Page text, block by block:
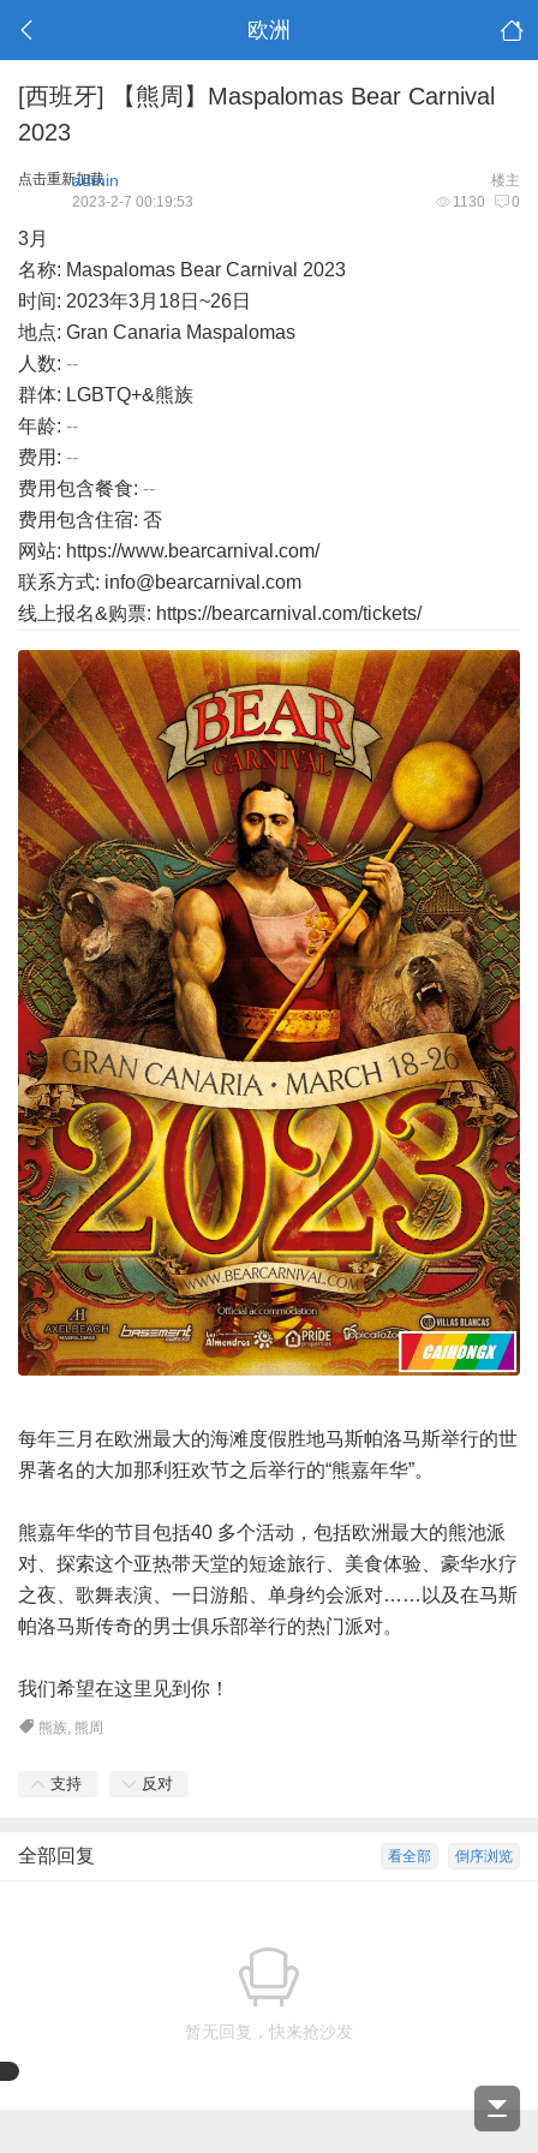
欧洲
[西班牙]
【熊周】Maspalomas Bear Carnival
2023
点击重新加载 楼主
admin
1130 0
2023-2-7 00:19:53
3月
名称: Maspalomas Bear Carnival 2023
时间: 2023年3月18日~26日
地点: Gran Canaria Maspalomas
人数: --
群体: LGBTQ+&熊族
年龄: --
费用: --
费用包含餐食: --
费用包含住宿: 否
网站: https://www.bearcarnival.com/
联系方式: info@bearcarnival.com
线上报名&购票: https://bearcarnival.com/tickets/
每年三月在欧洲最大的海滩度假胜地马斯帕洛马斯举行的世
界著名的大加那利狂欢节之后举行的“熊嘉年华”。
熊嘉年华的节目包括40 多个活动，包括欧洲最大的熊池派
对、探索这个亚热带天堂的短途旅行、美食体验、豪华水疗
之夜、歌舞表演、一日游船、单身约会派对……以及在马斯
帕洛马斯传奇的男士俱乐部举行的热门派对。
我们希望在这里见到你！
熊族 熊周
支持 反对
倒序浏览
看全部
全部回复
暂无回复，快来抢沙发